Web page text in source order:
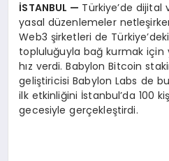
İSTANBUL — Türkiye’de dijital
yasal düzenlemeler
Web3 şirketleri de
topluluğuyla bağ kurmak
hız verdi. Babylon Bitcoin
geliştiricisi Babylon Labs de
ilk etkinliğini İstanbul’da 100
gecesiyle gerçekleştirdi.